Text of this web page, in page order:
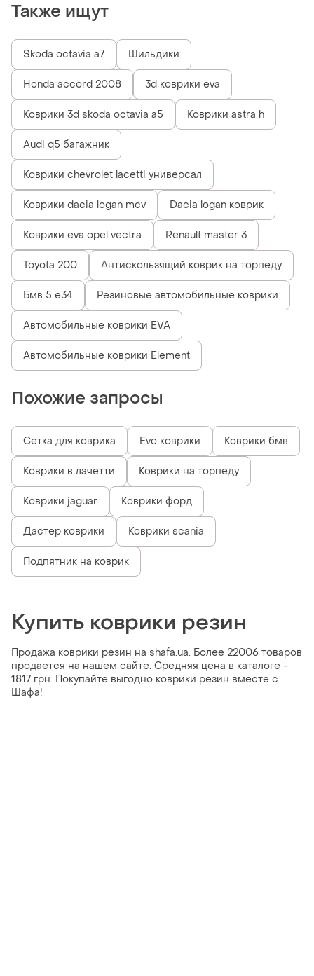
Также ищут
Skoda octavia a7 Шильдики
Honda accord 2008 3d коврики eva
Коврики 3d skoda octavia a5 Коврики astra h
Audi q5 багажник
Коврики chevrolet lacetti универсал
Коврики dacia logan mcv Dacia logan коврик
Коврики eva opel vectra Renault master 3
Toyota 200 Антискользящий коврик на торпеду
Бмв 5 е34 Резиновые автомобильные коврики
Автомобильные коврики EVA
Автомобильные коврики Element
Похожие запросы
Сетка для коврика Evo коврики Коврики бмв
Коврики в лачетти Коврики на торпеду
Коврики jaguar Коврики форд
Дастер коврики Коврики scania
Подпятник на коврик
Купить коврики резин
Продажа коврики резин на shafa.ua. Более 22006 товаров
продается на нашем сайте. Средняя цена в каталоге -
1817 грн. Покупайте выгодно коврики резин вместе с
Шафа!